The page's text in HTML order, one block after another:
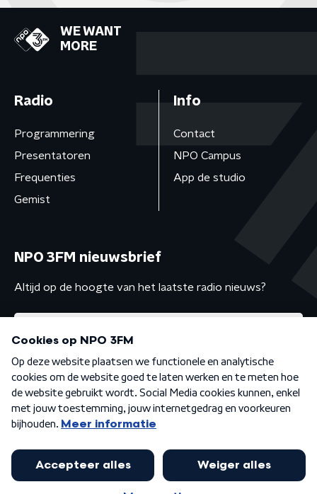
WE WANT
MORE
Radio
Programmering
Presentatoren
Frequenties
Gemist
Info
Contact
NPO Campus
App de studio
NPO 3FM nieuwsbrief
Altijd op de hoogte van het laatste radio nieuws?
Algemene voorwaarden Privacybeleid